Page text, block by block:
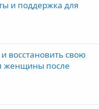
и поддержка для
восстановить свою
женщины после